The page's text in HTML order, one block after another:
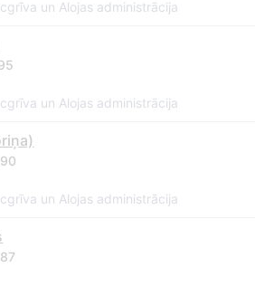
un Alojas administrācija
un Alojas administrācija
un Alojas administrācija